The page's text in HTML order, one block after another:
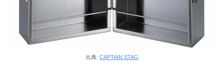
出典: CAPTAIN STAG